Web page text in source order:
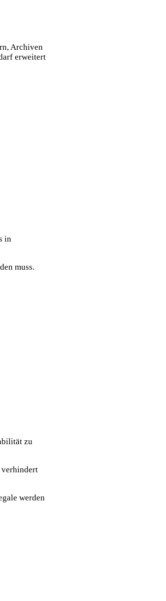
Archiven
erweitert
in
muss.
zu
verhindert
werden